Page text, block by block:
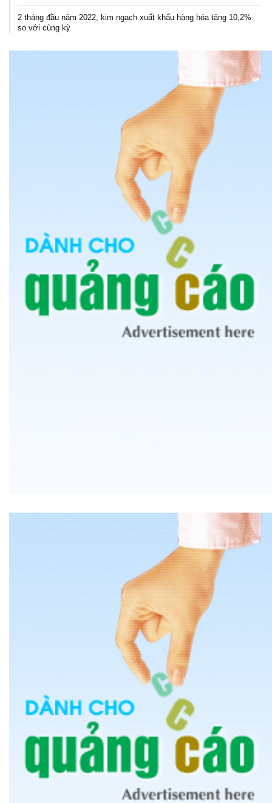
2 tháng đầu năm 2022, kim ngạch xuất khẩu hàng hóa tăng 10,2%
so với cùng kỳ